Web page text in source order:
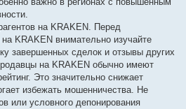
на KRAKEN. Перед
KRAKEN внимательно изучайте
завершенных сделок и отзывы других
на KRAKEN обычно имеют
Это значительно снижает
избежать мошенничества. Не
или условного депонирования